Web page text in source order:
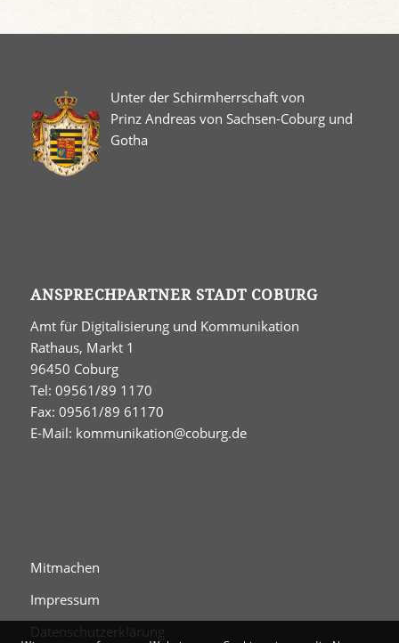
Unter der Schirmherrschaft von
Prinz Andreas von Sachsen-Coburg und
Gotha
ANSPRECHPARTNER STADT COBURG
Amt für Digitalisierung und Kommunikation
Rathaus, Markt 1
96450 Coburg
Tel: 09561/89 1170
Fax: 09561/89 61170
E-Mail: kommunikation@coburg.de
Mitmachen
Impressum
Datenschutzerklärung